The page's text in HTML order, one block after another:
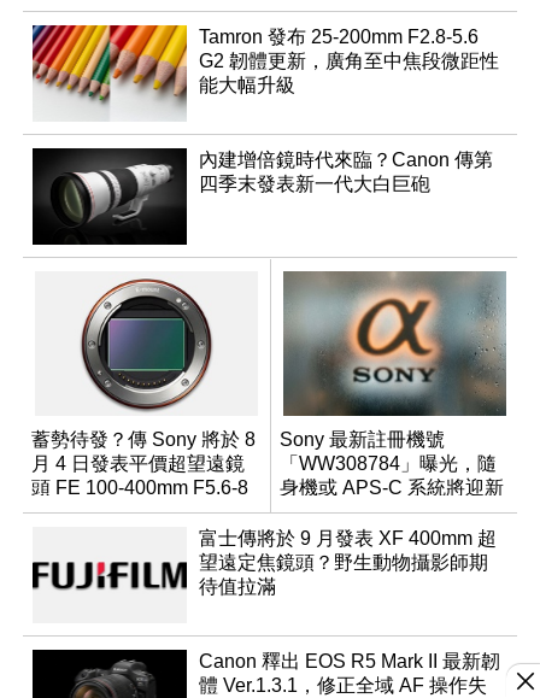
Tamron 發布 25-200mm F2.8-5.6
G2 韌體更新，廣角至中焦段微距性
能大幅升級
內建增倍鏡時代來臨？Canon 傳第
四季末發表新一代大白巨砲
蓄勢待發？傳 Sony 將於 8
月 4 日發表平價超望遠鏡
頭 FE 100-400mm F5.6-8
Sony 最新註冊機號
「WW308784」曝光，隨
身機或 APS-C 系統將迎新
成員？
富士傳將於 9 月發表 XF 400mm 超
望遠定焦鏡頭？野生動物攝影師期
待值拉滿
Canon 釋出 EOS R5 Mark II 最新韌
體 Ver.1.3.1，修正全域 AF 操作失